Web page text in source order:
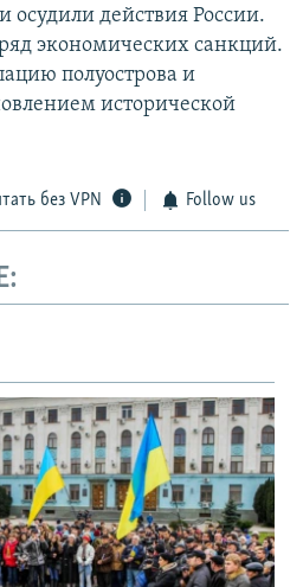
действия России.
экономических санкций.
полуострова и
исторической
без VPN Follow us